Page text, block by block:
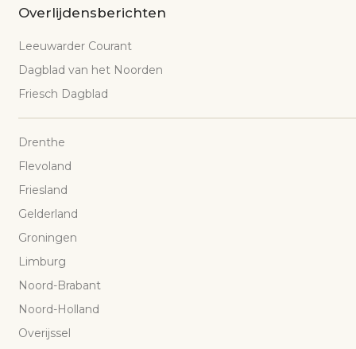
Overlijdensberichten
Leeuwarder Courant
Dagblad van het Noorden
Friesch Dagblad
Drenthe
Flevoland
Friesland
Gelderland
Groningen
Limburg
Noord-Brabant
Noord-Holland
Overijssel